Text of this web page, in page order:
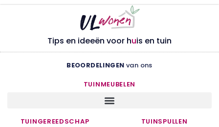
Tips en ideeën voor huis en tuin
BEOORDELINGEN van ons
TUINMEUBELEN
TUINGEREEDSCHAP TUINSPULLEN